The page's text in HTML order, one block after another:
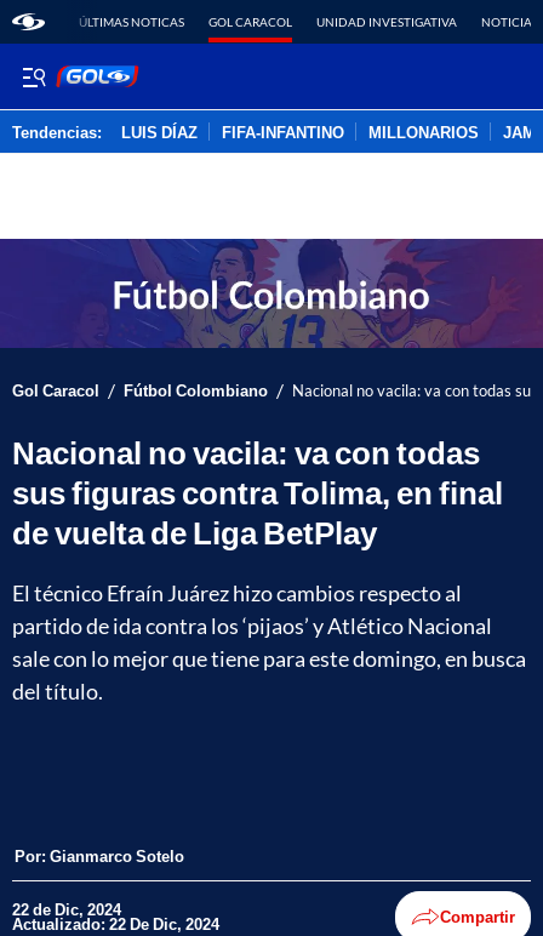
ÚLTIMAS NOTICAS GOL CARACOL UNIDAD INVESTIGATIVA NOTICIAS
Tendencias: LUIS DÍAZ FIFA-INFANTINO MILLONARIOS
Gol Caracol / Fútbol Colombiano / Nacional no vacila: va con todas
Nacional no vacila: va con todas
sus figuras contra Tolima, en final
de vuelta de Liga BetPlay
El técnico Efraín Juárez hizo cambios respecto al
partido de ida contra los ‘pijaos’ y Atlético Nacional
sale con lo mejor que tiene para este domingo, en busca
del título.
Por: Gianmarco Sotelo
22 de Dic, 2024
Actualizado: 22 De Dic, 2024 Compartir